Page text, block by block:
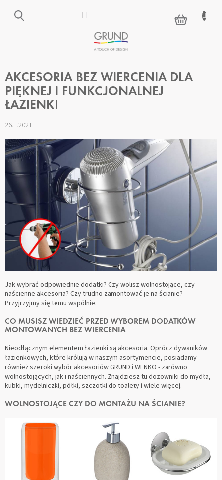
KOSZYK
AKCESORIA BEZ WIERCENIA DLA
PIĘKNEJ I FUNKCJONALNEJ
ŁAZIENKI
26.1.2021
Jak wybrać odpowiednie dodatki? Czy wolisz wolnostojące, czy
naścienne akcesoria? Czy trudno zamontować je na ścianie?
Przyjrzyjmy się temu wspólnie.
CO MUSISZ WIEDZIEĆ PRZED WYBOREM DODATKÓW
MONTOWANYCH BEZ WIERCENIA
Nieodłącznym elementem łazienki są akcesoria. Oprócz dywaników
łazienkowych, które królują w naszym asortymencie, posiadamy
również szeroki wybór akcesoriów GRUND i WENKO - zarówno
wolnostojących, jak i naściennych. Znajdziesz tu dozowniki do mydła,
kubki, mydelniczki, półki, szczotki do toalety i wiele więcej.
WOLNOSTOJĄCE CZY DO MONTAŻU NA ŚCIANIE?